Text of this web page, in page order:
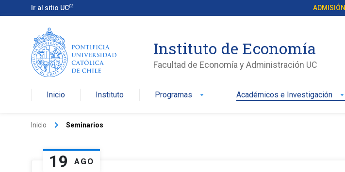
Ir al sitio UC ADMISIÓN
Instituto de Economía
Facultad de Economía y Administración UC
Inicio Instituto Programas arrow_drop_down Académicos e Investigación arrow_drop_down
Inicio keyboard_arrow_right Seminarios
19 AGO